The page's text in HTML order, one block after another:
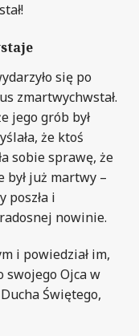
się po
zmartwychwstał.
jego grób był
że ktoś
sobie sprawę, że
był już martwy –
poszła i
nowinie.
i powiedział im,
swojego Ojca w
Świętego,